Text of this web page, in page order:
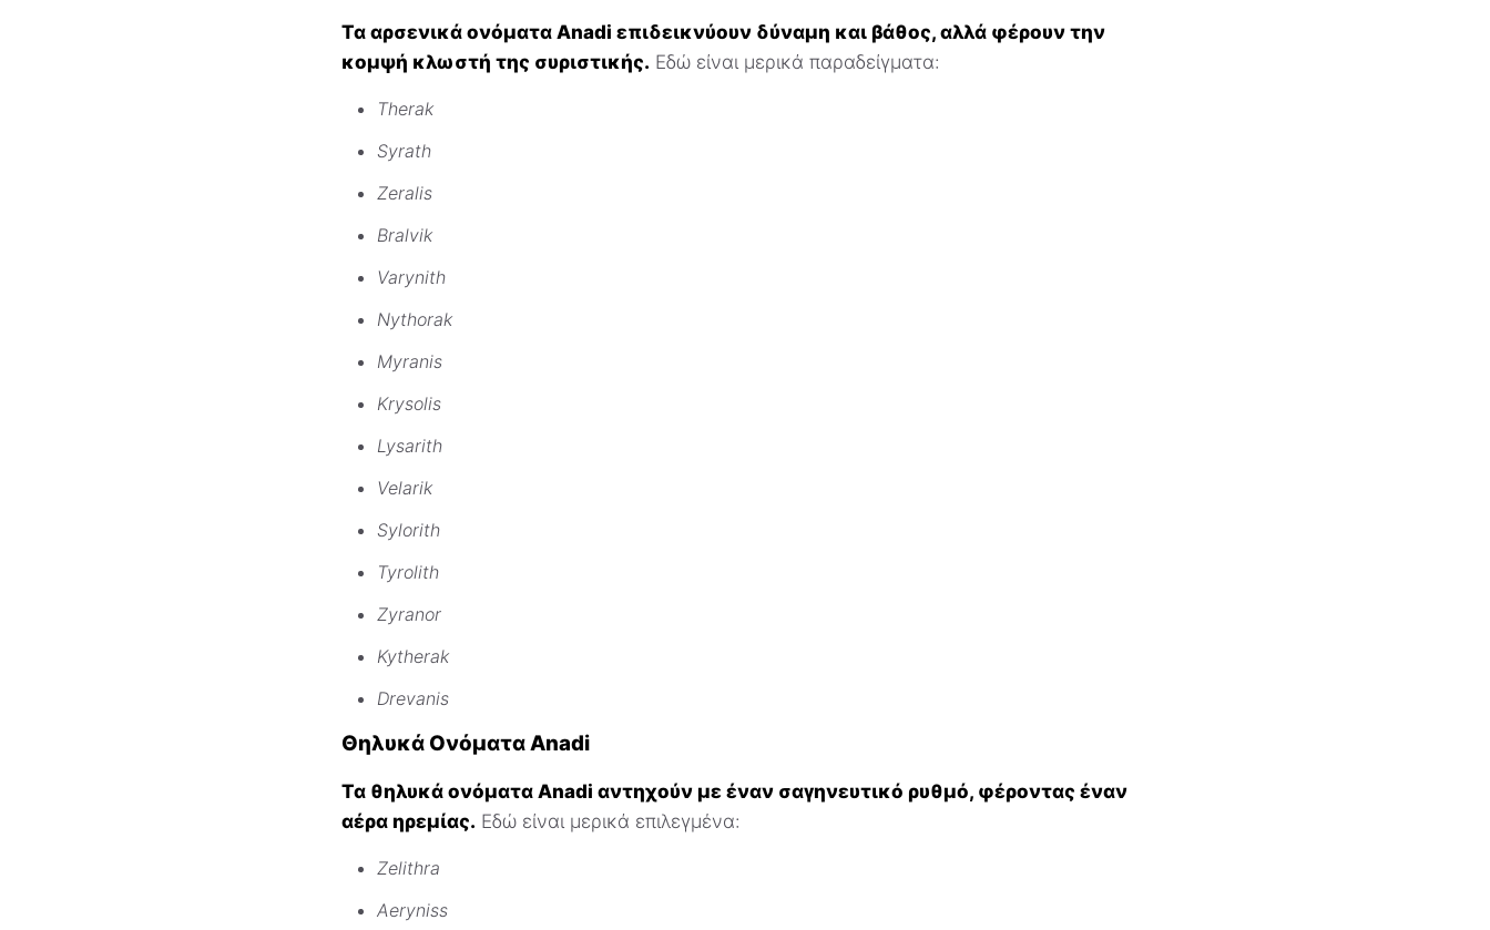
Τα αρσενικά ονόματα Anadi επιδεικνύουν δύναμη και βάθος, αλλά φέρουν την
κομψή κλωστή της συριστικής. Εδώ είναι μερικά παραδείγματα:
Therak
Syrath
Zeralis
Bralvik
Varynith
Nythorak
Myranis
Krysolis
Lysarith
Velarik
Sylorith
Tyrolith
Zyranor
Kytherak
Drevanis
Θηλυκά Ονόματα Anadi
Τα θηλυκά ονόματα Anadi αντηχούν με έναν σαγηνευτικό ρυθμό, φέροντας έναν
αέρα ηρεμίας. Εδώ είναι μερικά επιλεγμένα:
Zelithra
Aeryniss